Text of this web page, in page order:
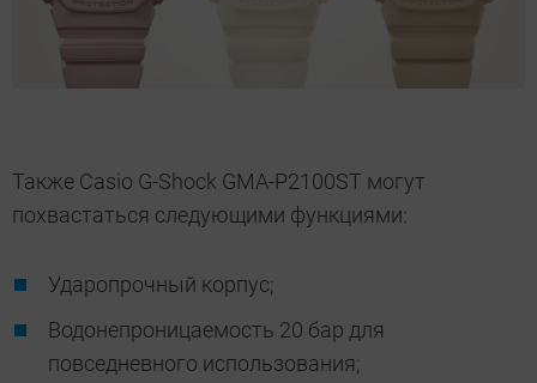
Также Casio G-Shock GMA-P2100ST могут
похвастаться следующими функциями:
Ударопрочный корпус;
Водонепроницаемость 20 бар для
повседневного использования;